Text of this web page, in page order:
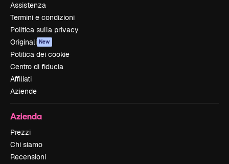
Assistenza
Termini e condizioni
Politica sulla privacy
Originali New
Politica dei cookie
Centro di fiducia
Affiliati
Aziende
Azienda
Prezzi
Chi siamo
Recensioni